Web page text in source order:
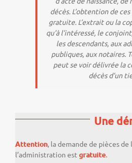
décès. L’obtention de
gratuite. L’extrait ou la
qu’à l’intéressé, le
les descendants, aux
publiques, aux notaires.
peut se voir délivrée la
décès d’un
Une
Attention , la demande de pièces
l’administration est gratuite